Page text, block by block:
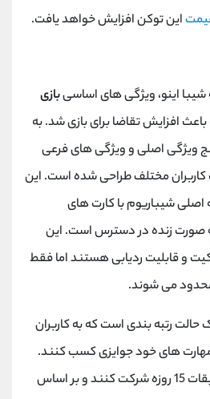
این توکن افزایش خواهد یافت.
شیبا اینو، ویژگی های اساسیبازی
افزایش تقاضا برای بازی شد. به
ویژگی اصلی و ویژگی های فرعی
مختلف طراحی شده است. این
شیباریوم با کارت‌ های
صورت زنده در دسترس است. این
و قابلیت ردیابی هستند اما فقط
می ‌شوند.
رتبه بندی است که به کاربران
های خود جوایزی کسب کنند.
کاربران می توانند در مسابقات 15 روزه شرکت کنند و بر اساس